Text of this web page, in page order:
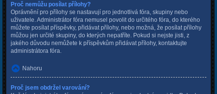
Proč nemůžu posílat přílohy?
Oprávnění pro přílohy se nastavují pro jednotlivá fóra, skupiny nebo
uživatele. Administrátor fóra nemusel povolit do určitého fóra, do kterého
můžete posílat příspěvky, přidávat přílohy, nebo možná, že posílat přílohy
můžou jen určité skupiny, do kterých nepatříte. Pokud si nejste jisti, z
jakého důvodu nemůžete k příspěvkům přidávat přílohy, kontaktujte
administrátora fóra.
Nahoru
Proč jsem obdržel varování?